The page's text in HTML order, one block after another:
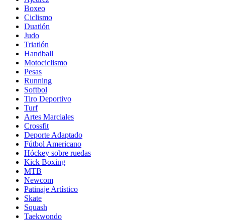
Boxeo
Ciclismo
Duatlón
Judo
Triatlón
Handball
Motociclismo
Pesas
Running
Softbol
Tiro Deportivo
Turf
Artes Marciales
Crossfit
Deporte Adaptado
Fútbol Americano
Hóckey sobre ruedas
Kick Boxing
MTB
Newcom
Patinaje Artístico
Skate
Squash
Taekwondo